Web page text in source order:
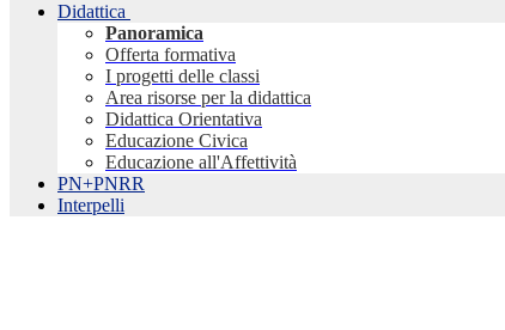
Didattica
Panoramica
Offerta formativa
I progetti delle classi
Area risorse per la didattica
Didattica Orientativa
Educazione Civica
Educazione all'Affettività
PN+PNRR
Interpelli